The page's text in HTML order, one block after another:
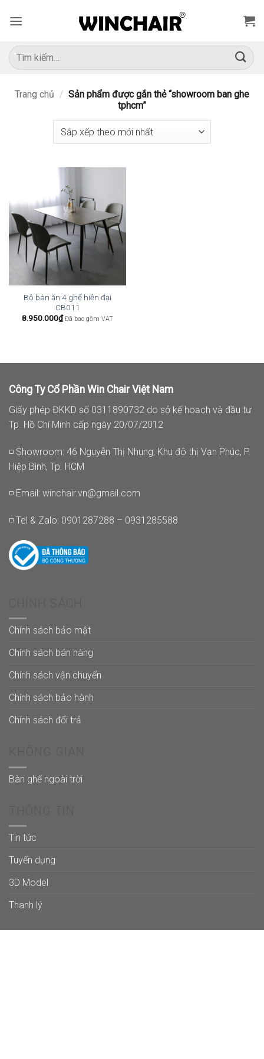
qua
dung
Tìm
kiếm:
Trang chủ / Sản phẩm được gắn thẻ “showroom ban ghe
tphcm”
Bộ bàn ăn 4 ghế hiện đại
CB011
8.950.000₫ Đã bao gồm VAT
Công Ty Cổ Phần Win Chair Việt Nam
Giấy phép ĐKKD số 0311890732 do sở kế hoạch và đầu tư
Tp. Hồ Chí Minh cấp ngày 20/07/2012
◽ Showroom: 46 Nguyễn Thị Nhung, Khu đô thị Vạn Phúc, P.
Hiệp Bình, Tp. HCM
◽ Email: winchair.vn@gmail.com
◽ Tel & Zalo: 0901287288 – 0931285588
Chính sách bảo mật
Chính sách bán hàng
Chính sách vận chuyển
Chính sách bảo hành
Chính sách đổi trả
Bàn ghế ngoài trời
Tin tức
Tuyển dụng
3D Model
Thanh lý